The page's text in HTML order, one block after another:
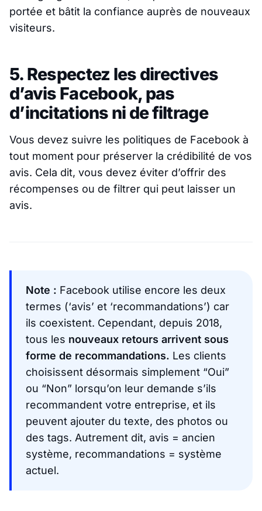
portée et bâtit la confiance auprès de nouveaux
visiteurs.
5. Respectez les directives
d’avis Facebook, pas
d’incitations ni de filtrage
Vous devez suivre les politiques de Facebook à
tout moment pour préserver la crédibilité de vos
avis. Cela dit, vous devez éviter d’offrir des
récompenses ou de filtrer qui peut laisser un
avis.
Note : Facebook utilise encore les deux
termes (‘avis’ et ‘recommandations’) car
ils coexistent. Cependant, depuis 2018,
tous les nouveaux retours arrivent sous
forme de recommandations. Les clients
choisissent désormais simplement “Oui”
ou “Non” lorsqu’on leur demande s’ils
recommandent votre entreprise, et ils
peuvent ajouter du texte, des photos ou
des tags. Autrement dit, avis = ancien
système, recommandations = système
actuel.